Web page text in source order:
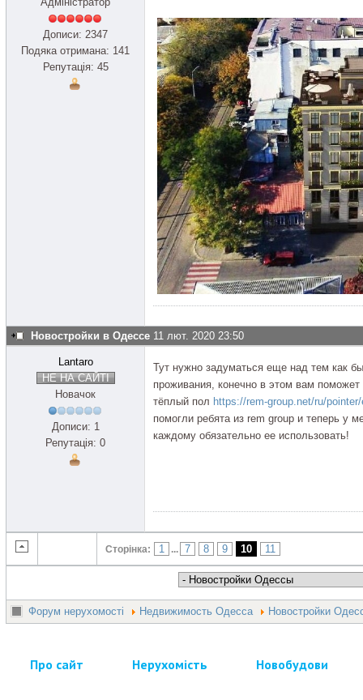
Дописи: 2347
Подяка отримана: 141
Репутація: 45
Новостройки в Одессе 11 лют. 2020 23:50
Lantaro
НЕ НА САЙТІ
Новачок
Дописи: 1
Репутація: 0
Тут нужно задуматься еще над тем как
проживания, конечно в этом вам
тёплый пол https://rem-group.net/ru/
помогли ребята из rem group и теперь у
каждому обязательно ее использовать!
Сторінка: 1 ... 7 8 9 10 11
Форум нерухомості Недвижимость Одесса Новостройки
Про сайт Нерухомість Новобудови